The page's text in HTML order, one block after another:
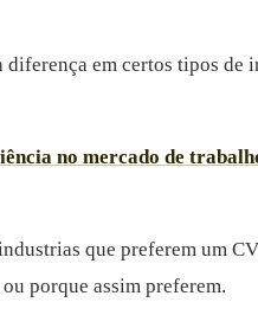
em certos tipos de
no mercado de
que preferem um
porque assim preferem.